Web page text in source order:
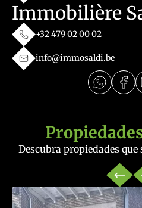
Immobilière
+32 479 02 00 02
info@immosaldi.be
Descubra propiedades